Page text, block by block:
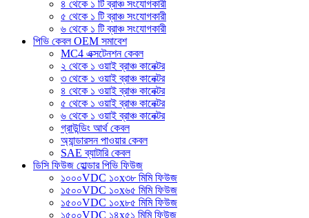
৪ থেকে ১ টি ব্রাঞ্চ সংযোগকারী
৫ থেকে ১ টি ব্রাঞ্চ সংযোগকারী
৬ থেকে ১ টি ব্রাঞ্চ সংযোগকারী
পিভি কেবল OEM সমাবেশ
MC4 এক্সটেনশন কেবল
২ থেকে ১ ওয়াই ব্রাঞ্চ কানেক্টর
৩ থেকে ১ ওয়াই ব্রাঞ্চ কানেক্টর
৪ থেকে ১ ওয়াই ব্রাঞ্চ কানেক্টর
৫ থেকে ১ ওয়াই ব্রাঞ্চ কানেক্টর
৬ থেকে ১ ওয়াই ব্রাঞ্চ কানেক্টর
গ্রাউন্ডিং আর্থ কেবল
অ্যান্ডারসন পাওয়ার কেবল
SAE ব্যাটারি কেবল
ডিসি ফিউজ হোল্ডার পিভি ফিউজ
১০০০VDC ১০x৩৮ মিমি ফিউজ
১৫০০VDC ১০x৬৫ মিমি ফিউজ
১৫০০VDC ১০x৮৫ মিমি ফিউজ
১৫০০VDC ১৪x৫১ মিমি ফিউজ